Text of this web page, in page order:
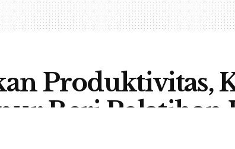
Produktivitas,
Beri Pelatihan